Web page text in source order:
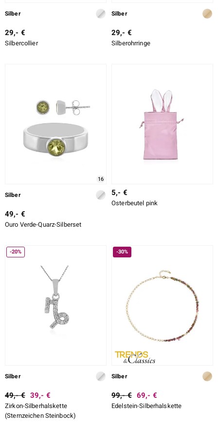
Silber
29,- €
Silbercollier
Silber
29,- €
Silberohrringe
16
Silber
49,- €
Ouro Verde-Quarz-Silberset
5,- €
Osterbeutel pink
-20%
Silber
49,- € 39,- €
Zirkon-Silberhalskette
(Sternzeichen Steinbock)
-30%
Silber
99,- € 69,- €
Edelstein-Silberhalskette